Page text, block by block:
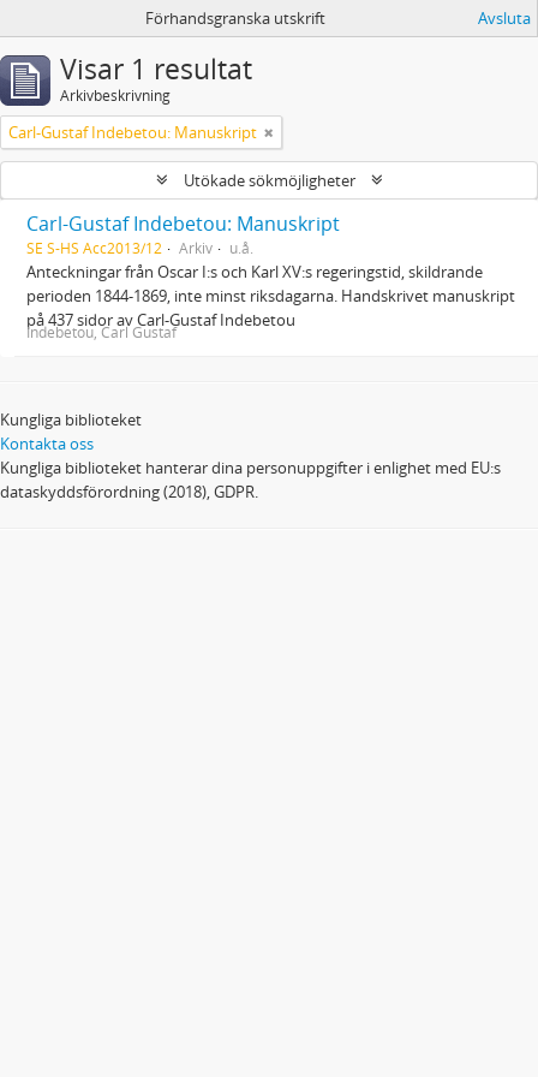
Förhandsgranska utskrift Avsluta
Visar 1 resultat
Arkivbeskrivning
Carl-Gustaf Indebetou: Manuskript
Utökade sökmöjligheter
Carl-Gustaf Indebetou: Manuskript
SE S-HS Acc2013/12 Arkiv u.å.
Anteckningar från Oscar I:s och Karl XV:s regeringstid, skildrande
perioden 1844-1869, inte minst riksdagarna. Handskrivet manuskript
på 437 sidor av Carl-Gustaf Indebetou
Indebetou, Carl Gustaf
Kungliga biblioteket
Kontakta oss
Kungliga biblioteket hanterar dina personuppgifter i enlighet med EU:s
dataskyddsförordning (2018), GDPR.